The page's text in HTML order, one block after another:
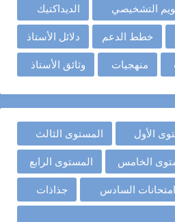
التشخيصي الديداكتيك
خطط الدعم دلائل الأستاذ
منهجيات وثائق الأستاذ
الأول المستوى الثالث
الخامس المستوى الرابع
امتحانات السادس جذاذات